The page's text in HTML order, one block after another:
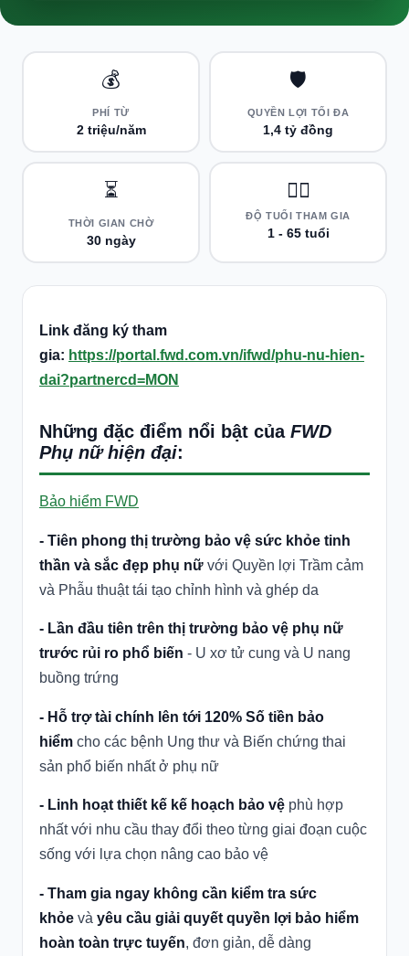
💰
PHÍ TỪ
2 triệu/năm
🛡️
QUYỀN LỢI TỐI ĐA
1,4 tỷ đồng
⏳
THỜI GIAN CHỜ
30 ngày
👨‍⚕️
ĐỘ TUỔI THAM GIA
1 - 65 tuổi
Link đăng ký tham
gia: https://portal.fwd.com.vn/ifwd/phu-nu-hien-
dai?partnercd=MON
Những đặc điểm nổi bật của FWD
Phụ nữ hiện đại:
Bảo hiểm FWD
- Tiên phong thị trường bảo vệ sức khỏe tinh
thần và sắc đẹp phụ nữ với Quyền lợi Trầm cảm
và Phẫu thuật tái tạo chỉnh hình và ghép da
- Lần đầu tiên trên thị trường bảo vệ phụ nữ
trước rủi ro phổ biến - U xơ tử cung và U nang
buồng trứng
- Hỗ trợ tài chính lên tới 120% Số tiền bảo
hiểm cho các bệnh Ung thư và Biến chứng thai
sản phổ biến nhất ở phụ nữ
- Linh hoạt thiết kế kế hoạch bảo vệ phù hợp
nhất với nhu cầu thay đổi theo từng giai đoạn cuộc
sống với lựa chọn nâng cao bảo vệ
- Tham gia ngay không cần kiểm tra sức
khỏe và yêu cầu giải quyết quyền lợi bảo hiểm
hoàn toàn trực tuyến, đơn giản, dễ dàng